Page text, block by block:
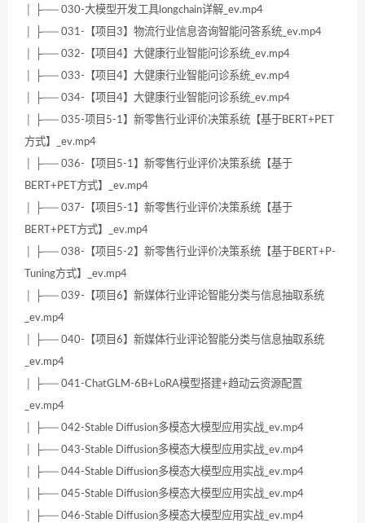
│ ├── 030-大模型开发工具longchain详解_ev.mp4
│ ├── 031-【项目3】物流行业信息咨询智能问答系统_ev.mp4
│ ├── 032-【项目4】大健康行业智能问诊系统_ev.mp4
│ ├── 033-【项目4】大健康行业智能问诊系统_ev.mp4
│ ├── 034-【项目4】大健康行业智能问诊系统_ev.mp4
│ ├── 035-项目5-1】新零售行业评价决策系统【基于BERT+PET
方式】_ev.mp4
│ ├── 036-【项目5-1】新零售行业评价决策系统【基于
BERT+PET方式】_ev.mp4
│ ├── 037-【项目5-1】新零售行业评价决策系统【基于
BERT+PET方式】_ev.mp4
│ ├── 038-【项目5-2】新零售行业评价决策系统【基于BERT+P-
Tuning方式】_ev.mp4
│ ├── 039-【项目6】新媒体行业评论智能分类与信息抽取系统
_ev.mp4
│ ├── 040-【项目6】新媒体行业评论智能分类与信息抽取系统
_ev.mp4
│ ├── 041-ChatGLM-6B+LoRA模型搭建+趋动云资源配置
_ev.mp4
│ ├── 042-Stable Diffusion多模态大模型应用实战_ev.mp4
│ ├── 043-Stable Diffusion多模态大模型应用实战_ev.mp4
│ ├── 044-Stable Diffusion多模态大模型应用实战_ev.mp4
│ ├── 045-Stable Diffusion多模态大模型应用实战_ev.mp4
│ ├── 046-Stable Diffusion多模态大模型应用实战_ev.mp4